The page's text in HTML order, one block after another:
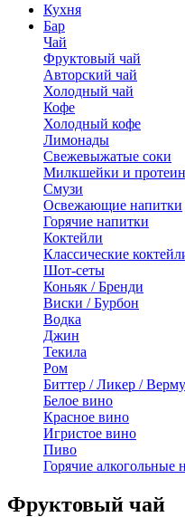
Кухня
Бар
Чай
Фруктовый чай
Авторский чай
Холодный чай
Кофе
Холодный кофе
Лимонады
Свежевыжатые соки
Милкшейки и
Смузи
Освежающие напитки
Горячие напитки
Коктейли
Классические
Шот-сеты
Коньяк / Бренди
Виски / Бурбон
Водка
Джин
Текила
Ром
Биттер / Ликер /
Белое вино
Красное вино
Игристое вино
Пиво
Горячие алкогольные
Фруктовый чай